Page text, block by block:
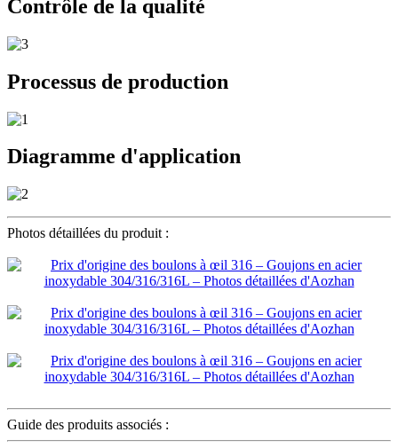
Contrôle de la qualité
Processus de production
Diagramme d'application
Photos détaillées du produit :
Guide des produits associés :